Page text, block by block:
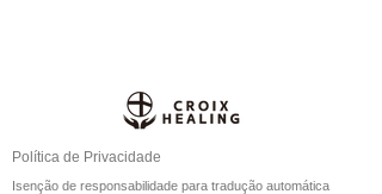
Política de Privacidade
Isenção de responsabilidade para tradução automática